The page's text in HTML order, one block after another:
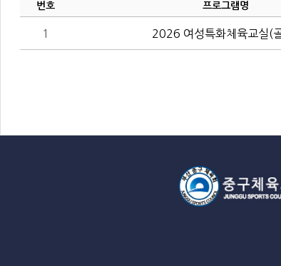
번호 프로그램명
1 2026 여성특화체육교실(